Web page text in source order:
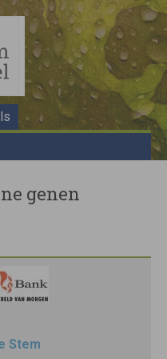
genen
Stem